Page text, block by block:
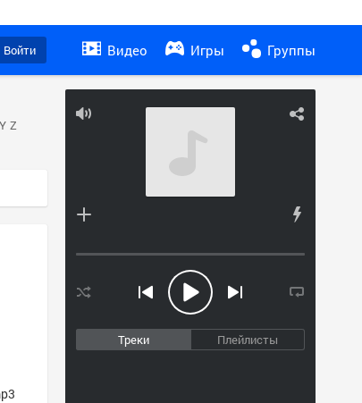
Войти Видео Игры Группы
Треки Плейлисты
Y Z